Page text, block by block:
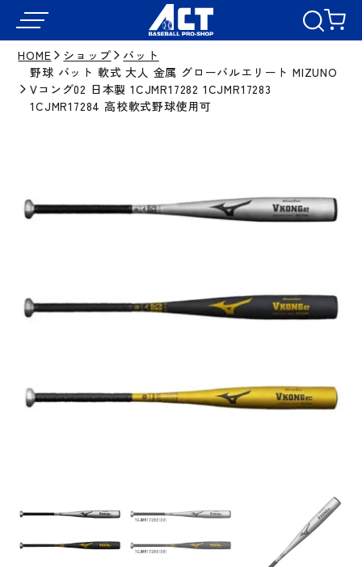
HOME ショップ
バット
野球 バット 軟式 大人 金属 グローバルエリート MIZUNO
Vコング02 日本製 1CJMR17282 1CJMR17283
1CJMR17284 高校軟式野球使用可